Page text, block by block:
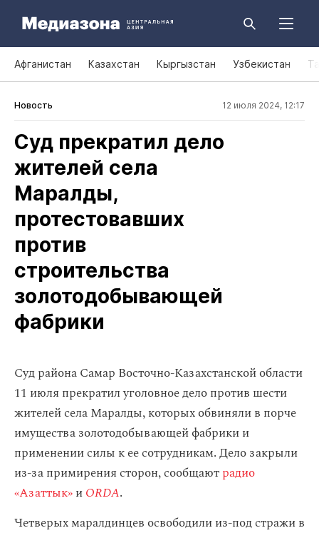
Афганистан Казахстан Кыргызстан Узбекистан
Новость 12 июля 2024, 12:17
Суд прекратил дело
жителей села
Маралды,
протестовавших
против
строительства
золотодобывающей
фабрики
Суд района Самар Восточно-Казахстанской области
11 июля прекратил уголовное дело против шести
жителей села Маралды, которых обвиняли в порче
имущества золотодобывающей фабрики и
применении силы к ее сотрудникам. Дело закрыли
из-за примирения сторон, сообщаютрадио
«Азаттык»иORDA.
Четверых маралдинцев освободили из-под стражи в